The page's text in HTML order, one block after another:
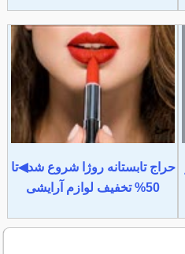
حراج تابستانه روژا شروع شد◀تا
50% تخفیف لوازم آرایشی